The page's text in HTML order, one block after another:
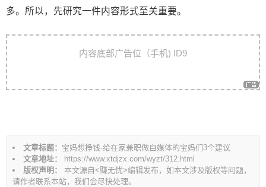
多。所以，先研究一件内容形式至关重要。
文
章
导
航
内容底部广告位（手机) ID9
文章标题： 宝妈想挣钱-给在家兼职做自媒体的宝妈们3个建议
文章地址：
https://www.xtdjzx.com/wyzt/312.html
版权声明：
本文源自<赚无忧>编辑发布，如本文涉及版权等问题，
请作者联系本站，我们会尽快处理。